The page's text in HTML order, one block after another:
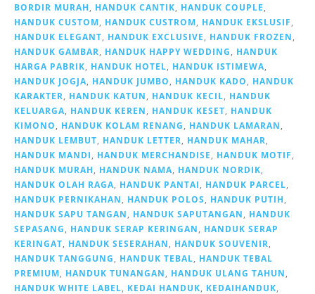
BORDIR MURAH
HANDUK CANTIK HANDUK COUPLE
HANDUK CUSTOM
HANDUK CUSTROM HANDUK EKSLUSIF
HANDUK ELEGANT
HANDUK EXCLUSIVE HANDUK FROZEN
HANDUK GAMBAR
HANDUK HAPPY WEDDING
HANDUK
HARGA PABRIK
HANDUK HOTEL HANDUK ISTIMEWA
HANDUK JOGJA
HANDUK JUMBO HANDUK KADO
HANDUK
KARAKTER
HANDUK KATUN HANDUK KECIL
HANDUK
KELUARGA
HANDUK KEREN HANDUK KESET
HANDUK
KIMONO
HANDUK KOLAM RENANG HANDUK LAMARAN
HANDUK LEMBUT
HANDUK LETTER HANDUK MAHAR
HANDUK MANDI
HANDUK MERCHANDISE HANDUK MOTIF
HANDUK MURAH
HANDUK NAMA HANDUK NORDIK
HANDUK OLAH RAGA
HANDUK PANTAI HANDUK PARCEL
HANDUK PERNIKAHAN
HANDUK POLOS HANDUK PUTIH
HANDUK SAPU TANGAN
HANDUK SAPUTANGAN
HANDUK
SEPASANG
HANDUK SERAP KERINGAN
HANDUK SERAP
KERINGAT
HANDUK SESERAHAN HANDUK SOUVENIR
HANDUK TANGGUNG
HANDUK TEBAL
HANDUK TEBAL
PREMIUM
HANDUK TUNANGAN HANDUK ULANG TAHUN
HANDUK WHITE LABEL
KEDAI HANDUK KEDAIHANDUK